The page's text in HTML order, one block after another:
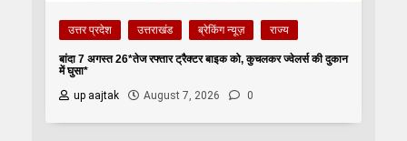
उत्तर प्रदेश उत्तराखंड ब्रेकिंग न्यूज़ राज्य
बांदा 7 अगस्त 26*तेज रफ्तार ट्रैक्टर बाइक को, कुचलकर ज्वेलर्स की दुकान
में घुसा*
up aajtak
August 7, 2026 0